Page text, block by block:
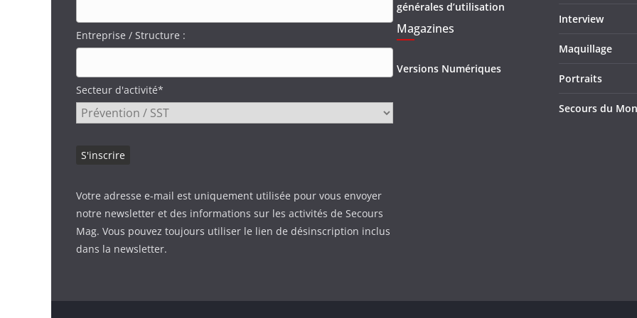
Entreprise / Structure :
Secteur d'activité*
Votre adresse e-mail est uniquement utilisée pour vous envoyer
notre newsletter et des informations sur les activités de Secours
Mag. Vous pouvez toujours utiliser le lien de désinscription inclus
dans la newsletter.
générales d’utilisation
Magazines
Versions Numériques
Interview
Maquillage
Portraits
Secours du